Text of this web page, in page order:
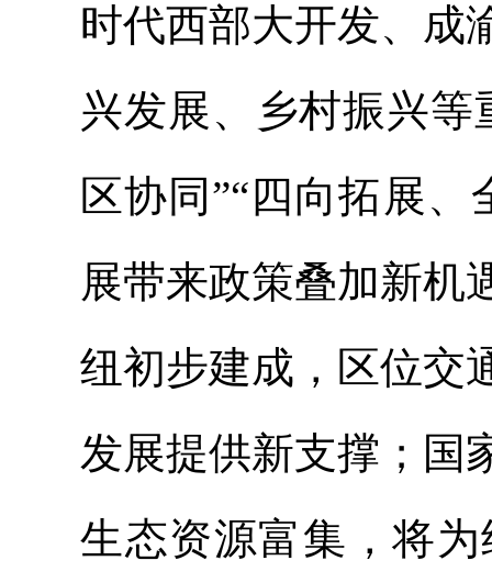
时代西部大开发、成
兴发展、乡村振兴
区协同”“四向拓展
展带来政策叠加新机
纽初步建成，区位交
发展提供新支撑；国
生态资源富集，将